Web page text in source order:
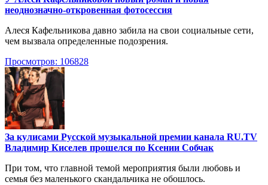
неоднозначно-откровенная фотосессия
Алеся Кафельникова давно забила на свои социальные сети,
чем вызвала определенные подозрения.
Просмотров: 106828
За кулисами Русской музыкальной премии канала RU.TV
Владимир Киселев прошелся по Ксении Собчак
При том, что главной темой мероприятия были любовь и
семья без маленького скандальчика не обошлось.